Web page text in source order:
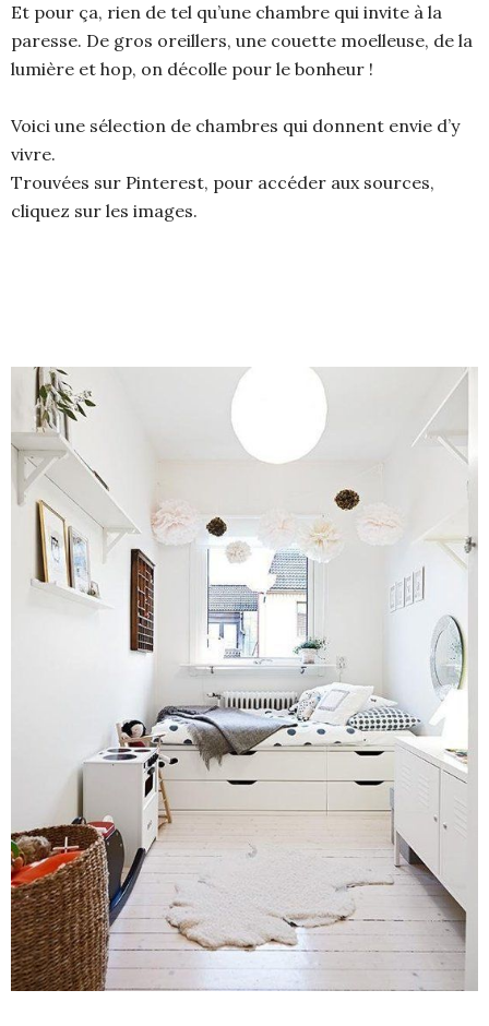
Et pour ça, rien de tel qu’une chambre qui invite à la
paresse. De gros oreillers, une couette moelleuse, de la
lumière et hop, on décolle pour le bonheur !
Voici une sélection de chambres qui donnent envie d’y
vivre.
Trouvées sur Pinterest, pour accéder aux sources,
cliquez sur les images.